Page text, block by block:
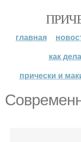
главная
как
прически и